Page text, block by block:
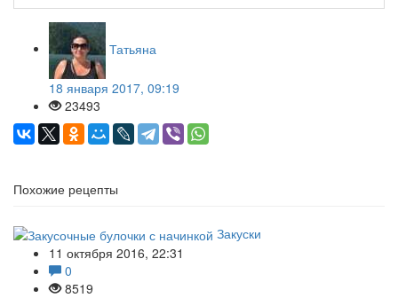
Татьяна
18 января 2017, 09:19
23493
Похожие рецепты
Закуски
11 октября 2016, 22:31
0
8519